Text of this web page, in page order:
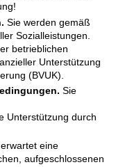
Sie werden gemäß
Sozialleistungen.
betrieblichen
Unterstützung
(BVUK).
Sie
Unterstützung durch
eine
aufgeschlossenen